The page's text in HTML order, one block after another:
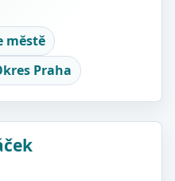
městě
Praha